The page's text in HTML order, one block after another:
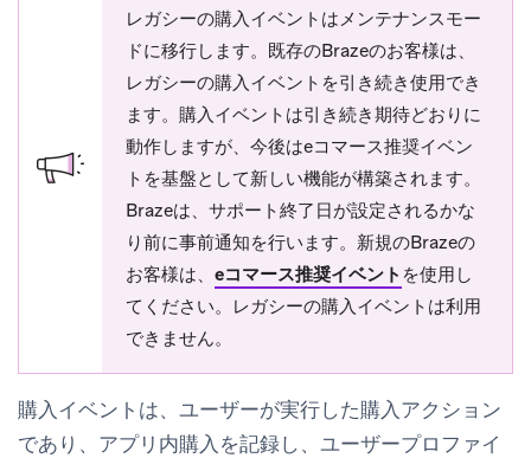
レガシーの購入イベントはメンテナンスモー
ドに移行します。既存のBrazeのお客様は、
レガシーの購入イベントを引き続き使用でき
ます。購入イベントは引き続き期待どおりに
動作しますが、今後はeコマース推奨イベン
トを基盤として新しい機能が構築されます。
Brazeは、サポート終了日が設定されるかな
り前に事前通知を行います。新規のBrazeの
お客様は、 eコマース推奨イベント を使用し
てください。レガシーの購入イベントは利用
できません。
購入イベントは、ユーザーが実行した購入アクション
であり、アプリ内購入を記録し、ユーザープロファイ